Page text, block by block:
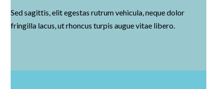
Sed sagittis, elit egestas rutrum vehicula, neque dolor
fringilla lacus, ut rhoncus turpis augue vitae libero.